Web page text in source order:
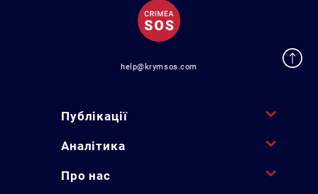
help@krymsos.com
Публікації
Аналітика
Про нас